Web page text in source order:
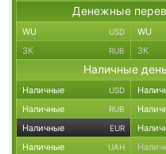
Денежные
WU USD WU
ЗК RUB ЗК
Наличные
Наличные USD
Наличные RUB
Наличные EUR
Наличные UAH